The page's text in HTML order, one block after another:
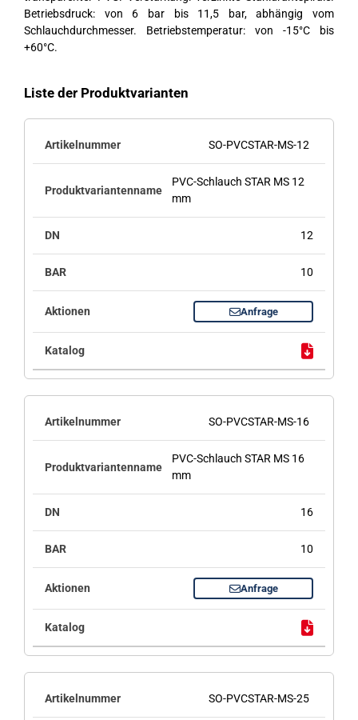
Betriebsdruck: von 6 bar bis 11,5 bar, abhängig vom
Schlauchdurchmesser. Betriebstemperatur: von -15°C bis
+60°C.
Liste der Produktvarianten
SO-PVCSTAR-MS-12
PVC-Schlauch STAR MS 12
mm
12
10
Anfrage
SO-PVCSTAR-MS-16
PVC-Schlauch STAR MS 16
mm
16
10
Anfrage
SO-PVCSTAR-MS-25